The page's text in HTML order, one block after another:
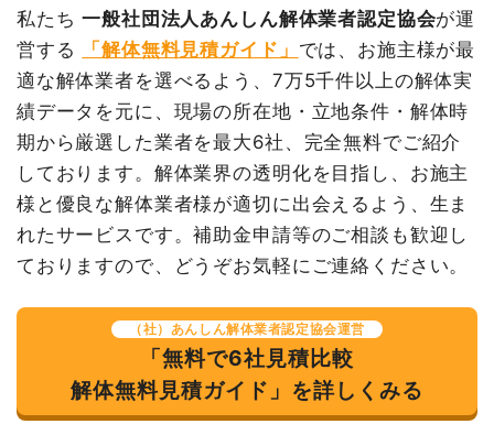
養生費 350m² 700円
245,000円
物置撤去
3坪
20,000
円
60,000円
室内残置物撤去 5台
80,000
円
400,000円
ブロック塀撤去 1式
20,000円
諸経費
30,000円
円
合計金額
3,700,000
円
諸経費
0円
値引き
9,800円
小計
608,200円
消費税
61,800円
合計金額
670,000円
建物の種類/構造 内装解体店舗1階建て
坪数 10坪
建物解体費用 64万4,000円
総額 88万円
私たち一般社団法人あんしん解体業者認定協会が運
営する
「解体無料見積ガイド」 では、お施主様が最
適な解体業者を選べるよう、7万5千件以上の解体実
績データを元に、現場の所在地・立地条件・解体時
期から厳選した業者を最大6社、完全無料でご紹介
しております。解体業界の透明化を目指し、お施主
様と優良な解体業者様が適切に出会えるよう、生ま
れたサービスです。補助金申請等のご相談も歓迎し
ておりますので、どうぞお気軽にご連絡ください。
（社）あんしん解体業者認定協会運営
「無料で6社見積比較
解体無料見積ガイド」を詳しくみる